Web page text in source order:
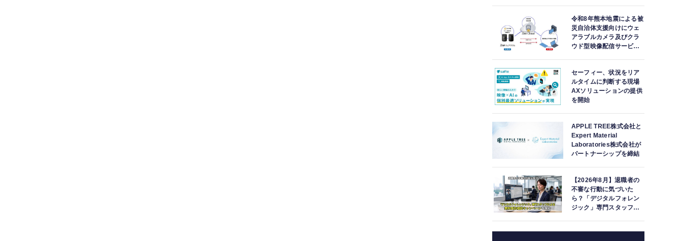
令和8年熊本地震による被
災自治体支援向けにウェ
アラブルカメラ及びクラ
ウド型映像配信サービス
セーフィー、状況をリア
ルタイムに判断する現場
AXソリューションの提供
を開始
APPLE TREE株式会社と
Expert Material
Laboratories株式会社が
パートナーシップを締結
【2026年8月】退職者の
不審な行動に気づいた
ら？「デジタルフォレン
ジック」専門スタッフに